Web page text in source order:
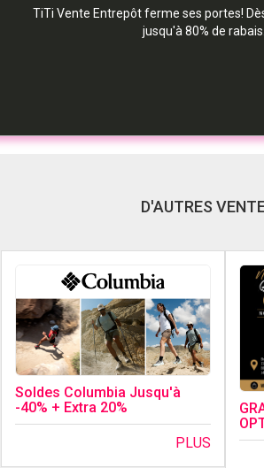
TiTi Vente Entrepôt ferme ses portes!
jusqu'à 80% de
D'AUTRES
Soldes Columbia Jusqu'à
-40% + Extra 20%
PLUS